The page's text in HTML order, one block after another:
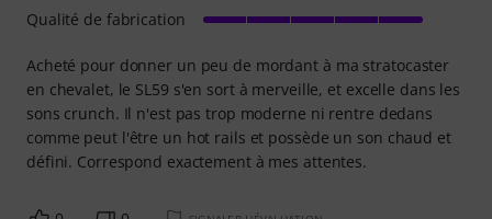
Acheté pour donner un peu de mordant à ma stratocaster
en chevalet, le SL59 s'en sort à merveille, et excelle dans les
sons crunch. Il n'est pas trop moderne ni rentre dedans
comme peut l'être un hot rails et possède un son chaud et
défini. Correspond exactement à mes attentes.
Qualité de fabrication